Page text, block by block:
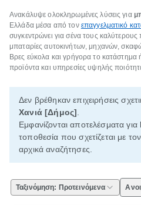
Ανακάλυψε ολοκληρωμένες λύσεις για
Ελλάδα μέσα από τον επαγγελματικό
συγκεντρώνει για σένα τους καλύτερους
μπαταρίες αυτοκινήτων, μηχανών,
Βρες εύκολα και γρήγορα το κατάστημα
προϊόντα και υπηρεσίες υψηλής
Δεν βρέθηκαν επιχειρήσεις
Χανιά [Δήμος]
Εμφανίζονται αποτελέσματα για
τοποθεσία που σχετίζεται με
αρχικά αναζήτησες.
Ταξινόμηση: Προτεινόμενα